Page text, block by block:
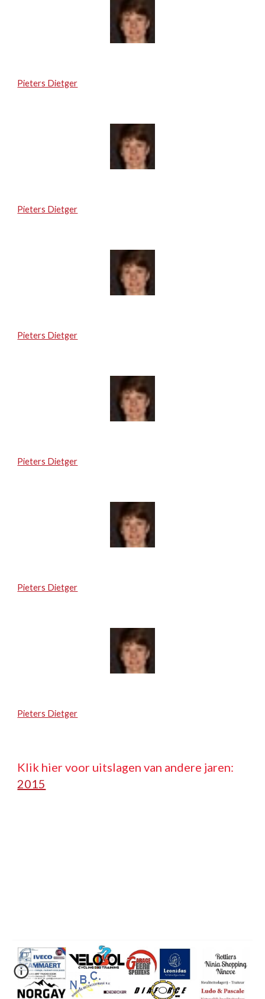
Pieters Dietger
Pieters Dietger
Pieters Dietger
Pieters Dietger
Pieters Dietger
Pieters Dietger
2015